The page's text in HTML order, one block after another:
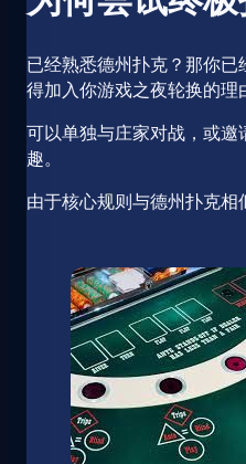
已经熟悉德州扑克？那你
得加入你游戏之夜轮换的理
可以单独与庄家对战，或
趣。
由于核心规则与德州扑克